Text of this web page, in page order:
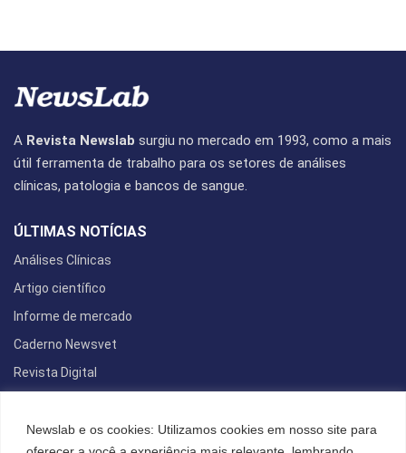
Newslab e os cookies: Utilizamos cookies em nosso site para
A Revista Newslab surgiu no mercado em 1993, como a mais
útil ferramenta de trabalho para os setores de análises
clínicas, patologia e bancos de sangue.
ÚLTIMAS NOTÍCIAS
Análises Clínicas
Artigo científico
Informe de mercado
Caderno Newsvet
Revista Digital